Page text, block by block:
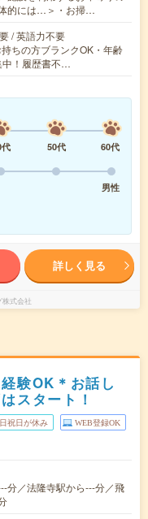
的には…＞・お掃…
/ 英語力不要
ちの方ブランクOK・年齢
中！履歴書不…
50代
60代
男性
詳しく見る
式会社
験OK＊お話し
スタート！
祝日が休み WEB登録OK
分／法隆寺駅から---分／飛